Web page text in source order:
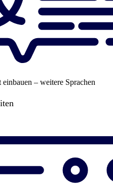
– weitere Sprachen